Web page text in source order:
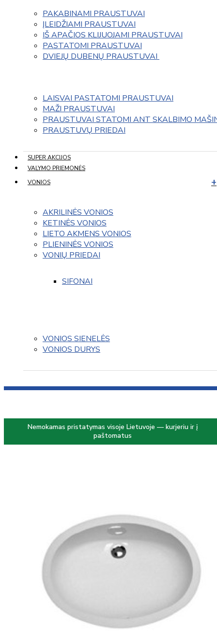
PAKABINAMI PRAUSTUVAI
ĮLEIDŽIAMI PRAUSTUVAI
IŠ APAČIOS KLIJUOJAMI PRAUSTUVAI
PASTATOMI PRAUSTUVAI
DVIEJŲ DUBENŲ PRAUSTUVAI
LAISVAI PASTATOMI PRAUSTUVAI
MAŽI PRAUSTUVAI
PRAUSTUVAI STATOMI ANT SKALBIMO
PRAUSTUVŲ PRIEDAI
SUPER AKCIJOS
VALYMO PRIEMONĖS
VONIOS
AKRILINĖS VONIOS
KETINĖS VONIOS
LIETO AKMENS VONIOS
PLIENINĖS VONIOS
VONIŲ PRIEDAI
SIFONAI
VONIOS SIENELĖS
VONIOS DURYS
Nemokamas pristatymas visoje Lietuvoje — kurjeriu ir į
paštomatus